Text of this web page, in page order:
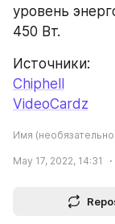
уровень
450 Вт.
Источники:
Chiphell
VideoCardz
Имя
May 17, 2022, 14:31